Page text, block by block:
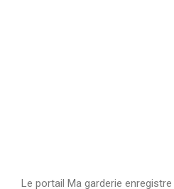
Le portail Ma garderie